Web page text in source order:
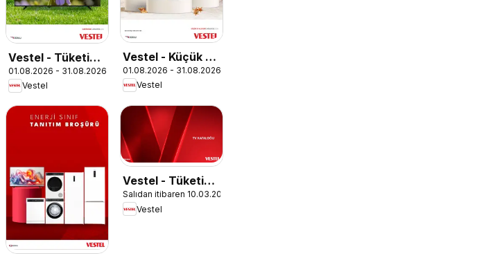
Vestel - Tüketici
Elektroniği
01.08.2026 - 31.08.2026
Vestel
Vestel - Küçük Ev
Aletleri
01.08.2026 - 31.08.2026
Vestel
Vestel - Tüketici
Elektroniği
Katalog
Salıdan itibaren 10.03.2026
Vestel